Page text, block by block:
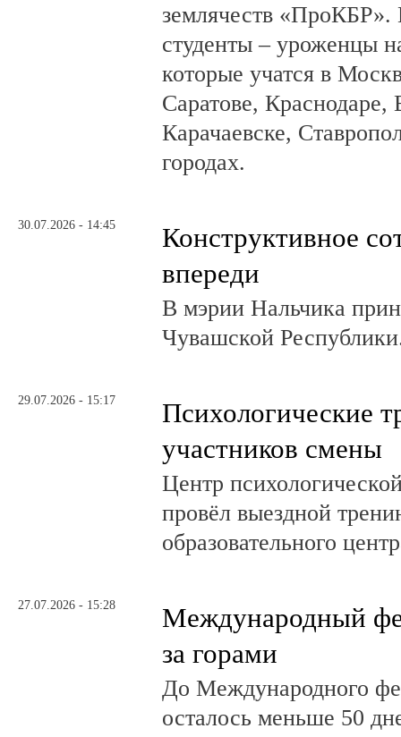
землячеств «ПроКБР».
студенты – уроженцы
которые учатся в
Саратове, Краснодаре,
Карачаевске,
городах.
30.07.2026 - 14:45
Конструктивное
впереди
В мэрии Нальчика
Чувашской
29.07.2026 - 15:17
Психологические
участников смены
Центр
провёл выездной
образовательного
27.07.2026 - 15:28
Международный
за горами
До Международного
осталось меньше 50